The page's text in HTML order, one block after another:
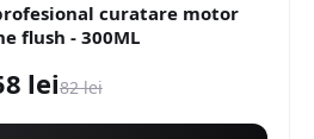
curatare motor
flush - 300ML
lei82 lei